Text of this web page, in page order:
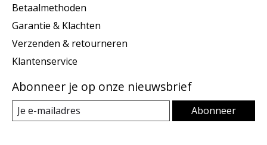
Betaalmethoden
Garantie & Klachten
Verzenden & retourneren
Klantenservice
Abonneer je op onze nieuwsbrief
Abonneer